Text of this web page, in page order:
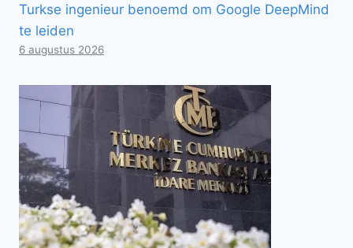
Turkse ingenieur benoemd om Google DeepMind
te leiden
6 augustus 2026